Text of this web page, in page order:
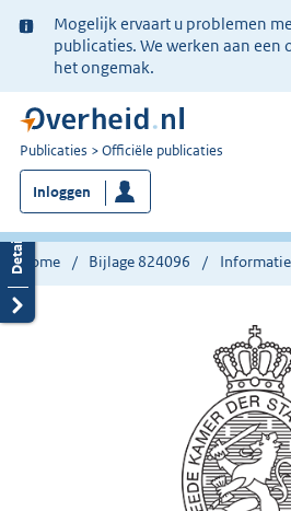
Ter
informatie:
Mogelijk ervaart u problemen
publicaties. We werken aan een
het ongemak.
U
bent
nu
hier:
Publicaties Officiële publicaties
Inloggen
Home Bijlage 824096